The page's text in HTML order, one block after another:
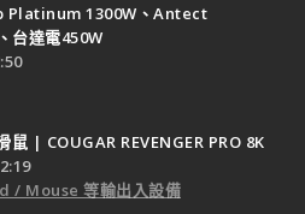
Platinum 1300W、Antect
達電450W
鼠 | COUGAR REVENGER PRO 8K
Mouse 等輸出入設備